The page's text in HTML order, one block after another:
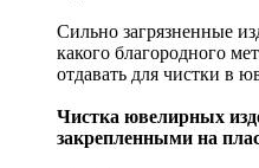
Сильно загрязненные
какого благородного
отдавать для чистки в
Чистка ювелирных
закрепленными на